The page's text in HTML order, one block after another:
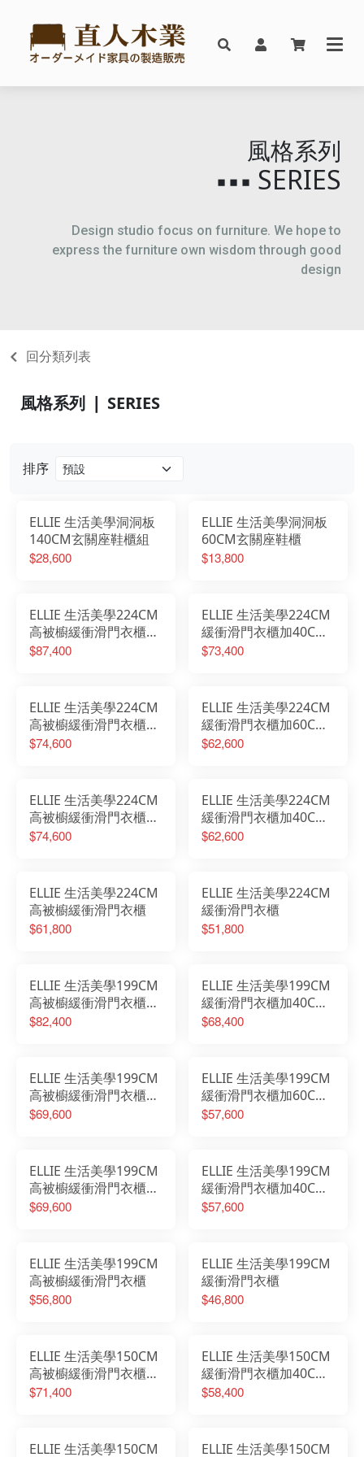
風格系列
▪▪▪ SERIES
Design studio focus on furniture. We hope to
express the furniture own wisdom through good
design
回分類列表
排序
ELLIE 生活美學洞洞板
140CM玄關座鞋櫃組
$28,600
ELLIE 生活美學洞洞板
60CM玄關座鞋櫃
$13,800
ELLIE 生活美學224CM
高被櫥緩衝滑門衣櫃加
40CM開放櫃加60CM
$87,400
ELLIE 生活美學224CM
緩衝滑門衣櫃加40CM
開放櫃加60CM置物櫃
$73,400
ELLIE 生活美學224CM
高被櫥緩衝滑門衣櫃加
60CM置物櫃
$74,600
ELLIE 生活美學224CM
緩衝滑門衣櫃加60CM
置物櫃
$62,600
ELLIE 生活美學224CM
高被櫥緩衝滑門衣櫃加
40CM開放櫃
$74,600
ELLIE 生活美學224CM
緩衝滑門衣櫃加40CM
開放櫃
$62,600
ELLIE 生活美學224CM
高被櫥緩衝滑門衣櫃
$61,800
ELLIE 生活美學224CM
緩衝滑門衣櫃
$51,800
ELLIE 生活美學199CM
高被櫥緩衝滑門衣櫃加
40CM開放櫃加60CM
$82,400
ELLIE 生活美學199CM
緩衝滑門衣櫃加40CM
開放櫃加60CM置物櫃
$68,400
ELLIE 生活美學199CM
高被櫥緩衝滑門衣櫃加
60CM置物櫃
$69,600
ELLIE 生活美學199CM
緩衝滑門衣櫃加60CM
置物櫃
$57,600
ELLIE 生活美學199CM
高被櫥緩衝滑門衣櫃加
40CM開放櫃
$69,600
ELLIE 生活美學199CM
緩衝滑門衣櫃加40CM
開放櫃
$57,600
ELLIE 生活美學199CM
高被櫥緩衝滑門衣櫃
$56,800
ELLIE 生活美學199CM
緩衝滑門衣櫃
$46,800
ELLIE 生活美學150CM
高被櫥緩衝滑門衣櫃加
40CM開放櫃加60CM
$71,400
ELLIE 生活美學150CM
緩衝滑門衣櫃加40CM
開放櫃加60CM置物櫃
$58,400
ELLIE 生活美學150CM
ELLIE 生活美學150CM
風格系列 ❘ SERIES